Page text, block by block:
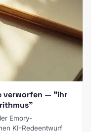
verworfen — "ihr
Emory-
KI-Redeentwurf